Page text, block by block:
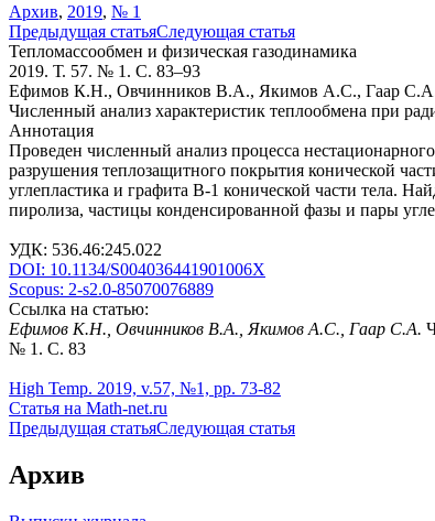
Архив, 2019, № 1
Предыдущая статьяСледующая статья
Тепломассообмен и физическая газодинамика
2019. Т. 57. № 1. С. 83–93
Ефимов К.Н., Овчинников В.А., Якимов А.С., Гаар
Численный анализ характеристик теплообмена при
Аннотация
Проведен численный анализ процесса
разрушения теплозащитного покрытия конической
углепластика и графита В-1 конической части тела.
пиролиза, частицы конденсированной фазы и пары
УДК: 536.46:245.022
DOI: 10.1134/S004036441901006X
Scopus: 2-s2.0-85070076889
Ссылка на статью:
Ефимов К.Н., Овчинников В.А., Якимов А.С., Гаар С.А.
№ 1. С. 83
High Temp. 2019, v.57, №1, pp. 73-82
Статья на Math-net.ru
Предыдущая статьяСледующая статья
Архив